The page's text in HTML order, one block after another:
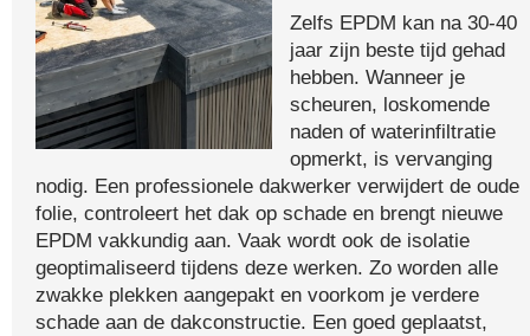
Zelfs EPDM kan na 30-40
jaar zijn beste tijd gehad
hebben. Wanneer je
scheuren, loskomende
naden of waterinfiltratie
opmerkt, is vervanging
nodig. Een professionele dakwerker verwijdert de oude
folie, controleert het dak op schade en brengt nieuwe
EPDM vakkundig aan. Vaak wordt ook de isolatie
geoptimaliseerd tijdens deze werken. Zo worden alle
zwakke plekken aangepakt en voorkom je verdere
schade aan de dakconstructie. Een goed geplaatst,